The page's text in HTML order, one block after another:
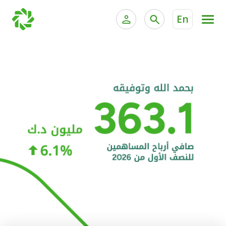
En
الخدمات المصرفية الإلكترونية للشركات
خدمة "بيتك" للتداول الإلكتروني
الحسابات المصرفية
البطاقات
"برامج العملاء"